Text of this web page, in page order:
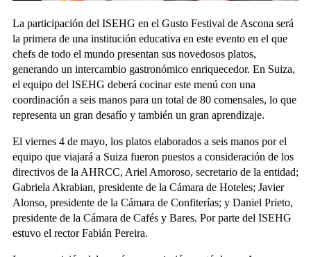
La participación del ISEHG en el Gusto Festival de Ascona será
la primera de una institución educativa en este evento en el que
chefs de todo el mundo presentan sus novedosos platos,
generando un intercambio gastronómico enriquecedor. En Suiza,
el equipo del ISEHG deberá cocinar este menú con una
coordinación a seis manos para un total de 80 comensales, lo que
representa un gran desafío y también un gran aprendizaje.
El viernes 4 de mayo, los platos elaborados a seis manos por el
equipo que viajará a Suiza fueron puestos a consideración de los
directivos de la AHRCC, Ariel Amoroso, secretario de la entidad;
Gabriela Akrabian, presidente de la Cámara de Hoteles; Javier
Alonso, presidente de la Cámara de Confiterías; y Daniel Prieto,
presidente de la Cámara de Cafés y Bares. Por parte del ISEHG
estuvo el rector Fabián Pereira.